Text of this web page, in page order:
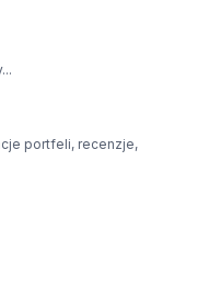
portfeli, recenzje,